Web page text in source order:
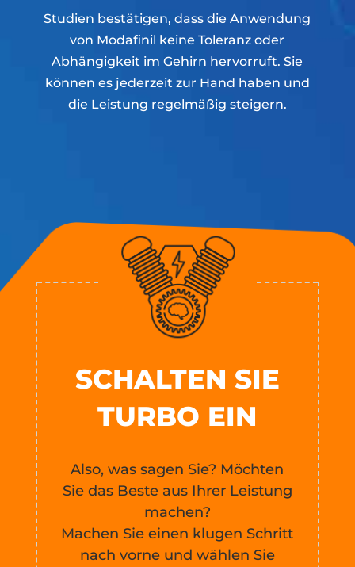
Studien bestätigen, dass die Anwendung
von Modafinil keine Toleranz oder
Abhängigkeit im Gehirn hervorruft. Sie
können es jederzeit zur Hand haben und
die Leistung regelmäßig steigern.
SCHALTEN SIE
TURBO EIN
Also, was sagen Sie? Möchten
Sie das Beste aus Ihrer Leistung
machen?
Machen Sie einen klugen Schritt
nach vorne und wählen Sie